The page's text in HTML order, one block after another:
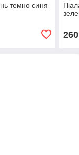
темно синя
260